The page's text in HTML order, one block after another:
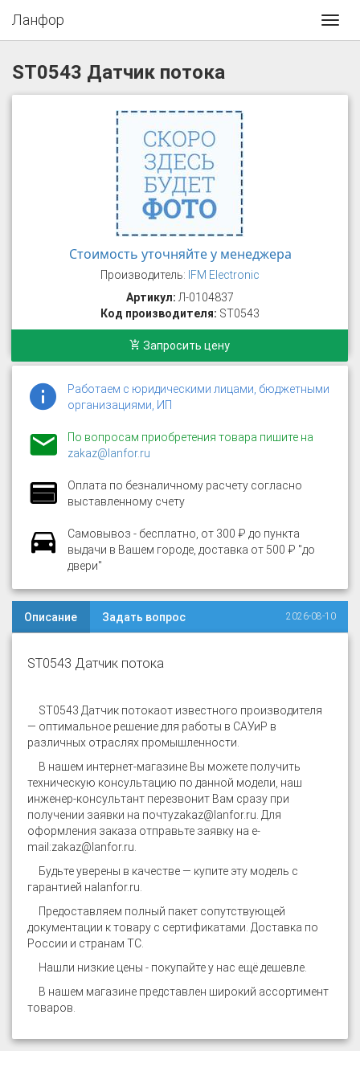
Ланфор
ST0543 Датчик потока
Стоимость уточняйте у менеджера
Производитель: IFM Electronic
Артикул: Л-0104837
Код производителя: ST0543
Запросить цену
Работаем с юридическими лицами, бюджетными
организациями, ИП
По вопросам приобретения товара пишите на
zakaz@lanfor.ru
Оплата по безналичному расчету согласно
выставленному счету
Самовывоз - бесплатно, от 300 ₽ до пункта
выдачи в Вашем городе, доставка от 500 ₽ "до
двери"
Описание Задать вопрос 2026-08-10
ST0543 Датчик потока
ST0543 Датчик потокаот известного производителя
— оптимальное решение для работы в САУиР в
различных отраслях промышленности.
В нашем интернет-магазине Вы можете получить
техническую консультацию по данной модели, наш
инженер-консультант перезвонит Вам сразу при
получении заявки на почтуzakaz@lanfor.ru . Для
оформления заказа отправьте заявку на e-
mail:zakaz@lanfor.ru
Будьте уверены в качестве — купите эту модель с
гарантией на lanfor.ru
Предоставляем полный пакет сопутствующей
документации к товару с сертификатами. Доставка по
России и странам ТС.
Нашли низкие цены - покупайте у нас ещё дешевле.
В нашем магазине представлен широкий ассортимент
товаров